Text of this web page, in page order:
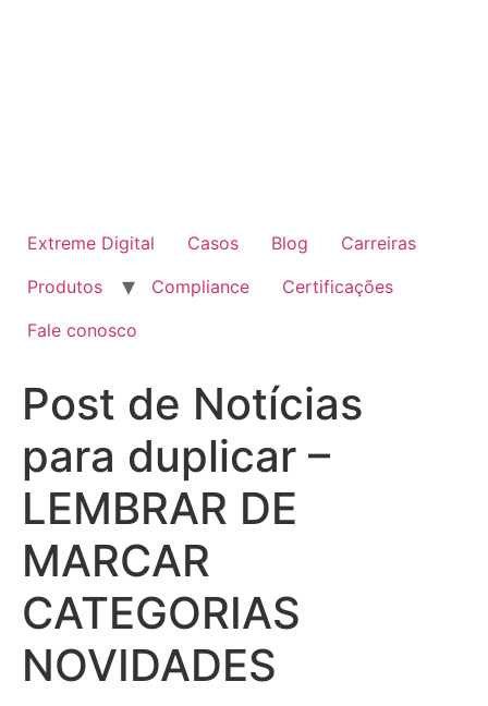
Extreme Digital Casos Blog
Carreiras
Produtos
Compliance
Certificações
Fale conosco
Post de Notícias
para duplicar –
LEMBRAR DE
MARCAR
CATEGORIAS
NOVIDADES